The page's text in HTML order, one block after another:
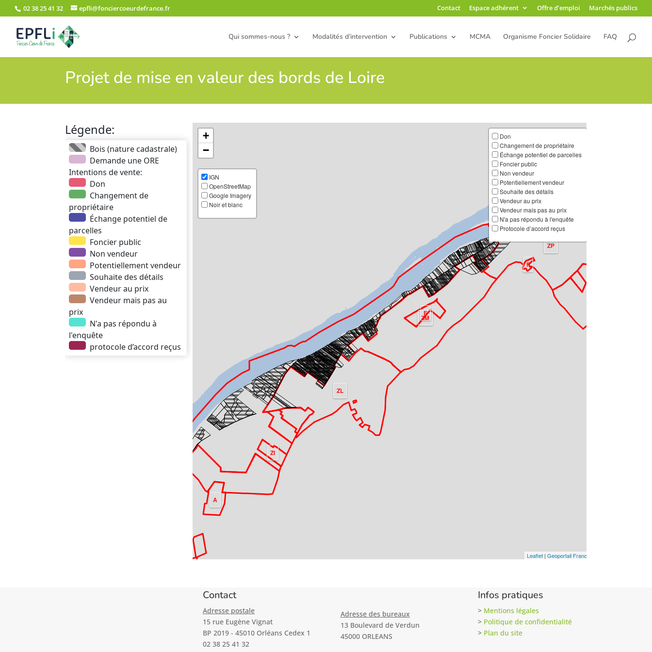
02 38 25 41 32 epfli@fonciercoeurdefrance.fr Contact Espace adhérent Offre d’emploi Marchés publics
Qui sommes-nous ? Modalités d’intervention Publications MCMA Organisme Foncier Solidaire FAQ
Projet de mise en valeur des bords de Loire
Contact
Adresse postale
15 rue Eugène Vignat
BP 2019 - 45010 Orléans Cedex 1
02 38 25 41 32
Adresse des bureaux
13 Boulevard de Verdun
45000 ORLEANS
Infos pratiques
> Mentions légales
> Politique de confidentialité
> Plan du site